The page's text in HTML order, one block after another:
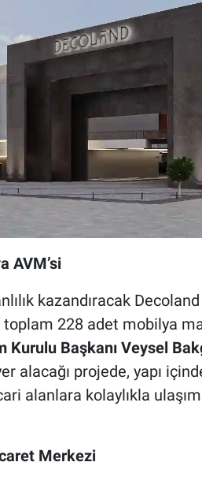
AVM’si
kazandıracak
228 adet mobilya
Kurulu Başkanı Veysel
alacağı projede, yapı
alanlara kolaylıkla ulaşım
Merkezi